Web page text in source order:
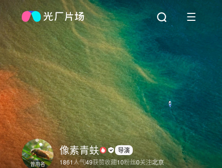
曾用名
像素青蚨
导演
1861人气49获赞收藏10粉丝0关注北京